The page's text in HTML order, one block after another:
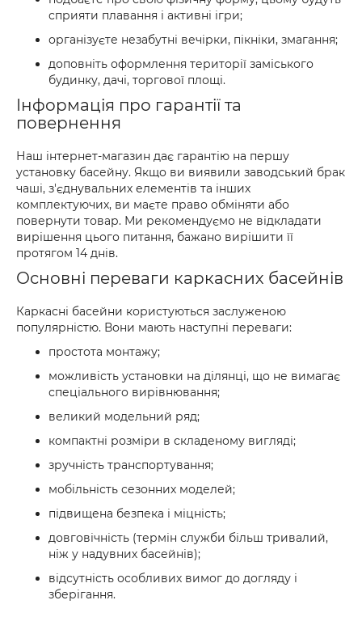
сприяти плавання і активні ігри;
організуєте незабутні вечірки, пікніки, змагання;
доповніть оформлення території заміського
будинку, дачі, торгової площі.
Інформація про гарантії та
повернення
Наш інтернет-магазин дає гарантію на першу
установку басейну. Якщо ви виявили заводський брак
чаші, з'єднувальних елементів та інших
комплектуючих, ви маєте право обміняти або
повернути товар. Ми рекомендуємо не відкладати
вирішення цього питання, бажано вирішити її
протягом 14 днів.
Основні переваги каркасних басейнів
Каркасні басейни користуються заслуженою
популярністю. Вони мають наступні переваги:
простота монтажу;
можливість установки на ділянці, що не вимагає
спеціального вирівнювання;
великий модельний ряд;
компактні розміри в складеному вигляді;
зручність транспортування;
мобільність сезонних моделей;
підвищена безпека і міцність;
довговічність (термін служби більш тривалий,
ніж у надувних басейнів);
відсутність особливих вимог до догляду і
зберігання.